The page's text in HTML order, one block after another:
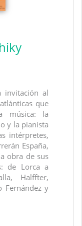
invitación al
que
música: la
y la pianista
intérpretes,
España,
obra de sus
de Lorca a
Halffter,
Fernández y